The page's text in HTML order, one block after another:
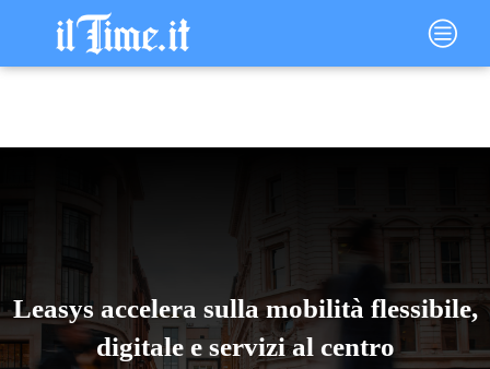
contenuto
Main
Menu
Leasys accelera sulla mobilità flessibile,
digitale e servizi al centro